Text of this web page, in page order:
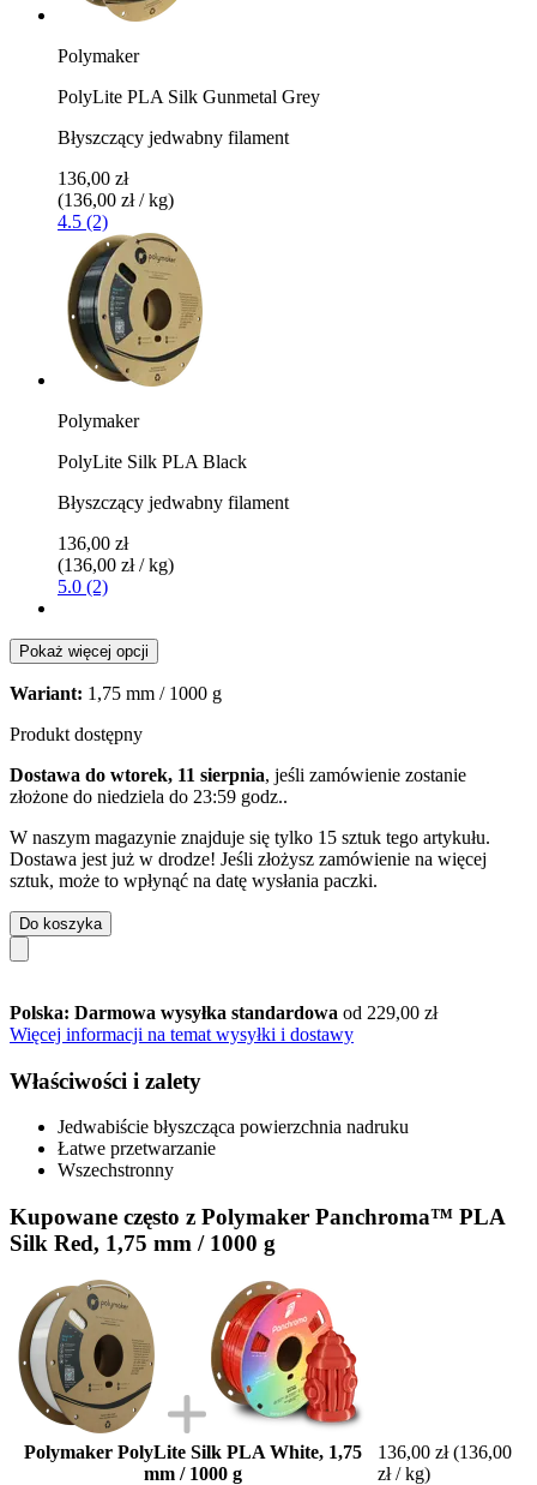
Polymaker
PolyLite PLA Silk Gunmetal Grey
Błyszczący jedwabny filament
136,00 zł
(136,00 zł / kg)
4.5 (2)
Polymaker
PolyLite Silk PLA Black
Błyszczący jedwabny filament
136,00 zł
(136,00 zł / kg)
5.0 (2)
Pokaż więcej opcji
Wariant: 1,75 mm / 1000 g
Produkt dostępny
Dostawa do wtorek, 11 sierpnia, jeśli zamówienie zostanie
złożone do niedziela do 23:59 godz..
W naszym magazynie znajduje się tylko 15 sztuk tego artykułu.
Dostawa jest już w drodze! Jeśli złożysz zamówienie na więcej
sztuk, może to wpłynąć na datę wysłania paczki.
Do koszyka
Polska: Darmowa wysyłka standardowa od 229,00 zł
Więcej informacji na temat wysyłki i dostawy
Właściwości i zalety
Jedwabiście błyszcząca powierzchnia nadruku
Łatwe przetwarzanie
Wszechstronny
Kupowane często z Polymaker Panchroma™ PLA
Silk Red, 1,75 mm / 1000 g
Polymaker PolyLite Silk PLA White, 1,75
mm / 1000 g
136,00 zł (136,00
zł / kg)